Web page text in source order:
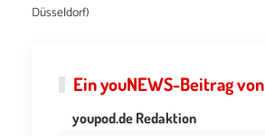
Düsseldorf)
EinyouNEWS-Beitrag von
youpod.de Redaktion